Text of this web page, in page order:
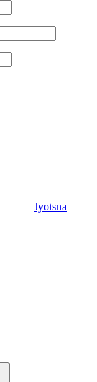
Jyotsna